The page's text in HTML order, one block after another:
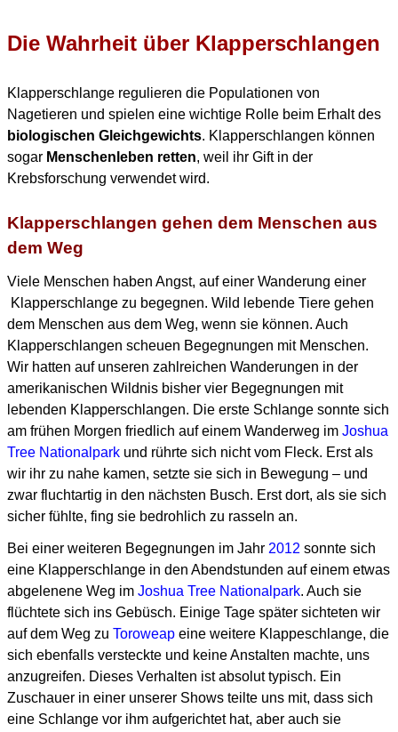
Die Wahrheit über Klapperschlangen
Klapperschlange regulieren die Populationen von
Nagetieren und spielen eine wichtige Rolle beim Erhalt des
biologischen Gleichgewichts. Klapperschlangen können
sogar Menschenleben retten, weil ihr Gift in der
Krebsforschung verwendet wird.
Klapperschlangen gehen dem Menschen aus
dem Weg
Viele Menschen haben Angst, auf einer Wanderung einer
Klapperschlange zu begegnen. Wild lebende Tiere gehen
dem Menschen aus dem Weg, wenn sie können. Auch
Klapperschlangen scheuen Begegnungen mit Menschen.
Wir hatten auf unseren zahlreichen Wanderungen in der
amerikanischen Wildnis bisher vier Begegnungen mit
lebenden Klapperschlangen. Die erste Schlange sonnte sich
am frühen Morgen friedlich auf einem Wanderweg im Joshua
Tree Nationalpark und rührte sich nicht vom Fleck. Erst als
wir ihr zu nahe kamen, setzte sie sich in Bewegung – und
zwar fluchtartig in den nächsten Busch. Erst dort, als sie sich
sicher fühlte, fing sie bedrohlich zu rasseln an.
Bei einer weiteren Begegnungen im Jahr 2012 sonnte sich
eine Klapperschlange in den Abendstunden auf einem etwas
abgelenene Weg im Joshua Tree Nationalpark. Auch sie
flüchtete sich ins Gebüsch. Einige Tage später sichteten wir
auf dem Weg zu Toroweap eine weitere Klappeschlange, die
sich ebenfalls versteckte und keine Anstalten machte, uns
anzugreifen. Dieses Verhalten ist absolut typisch. Ein
Zuschauer in einer unserer Shows teilte uns mit, dass sich
eine Schlange vor ihm aufgerichtet hat, aber auch sie